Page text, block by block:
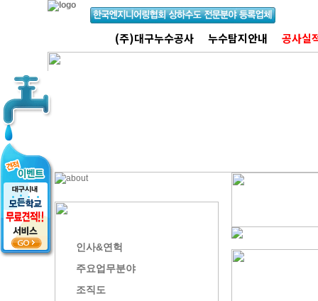
(주)대구누수공사 누수탐지안내 공사실
인사&연헉
주요업무분야
조직도